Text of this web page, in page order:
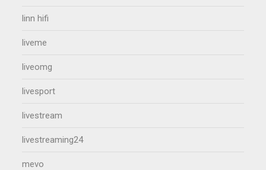
linn hifi
liveme
liveomg
livesport
livestream
livestreaming24
mevo